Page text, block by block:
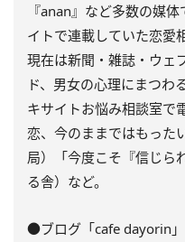
『anan』など多数の媒
イトで連載していた恋愛
現在は新聞・雑誌・ウェ
ド、男女の心理にまつわ
キサイトお悩み相談室で
恋、今のままではもった
局）「今度こそ『信じら
る舎）など。
●ブログ「cafe dayorin」